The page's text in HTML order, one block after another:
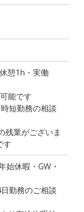
憩1h・実働
能です
短勤務の相談
残業がございま
す
休暇・GW・
勤務のご相談